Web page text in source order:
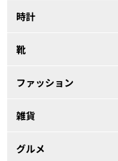
時計
靴
ファッション
雑貨
グルメ